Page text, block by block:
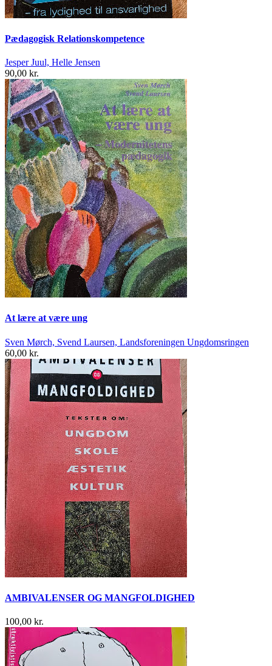
Pædagogisk Relationskompetence
Jesper Juul, Helle Jensen
90,00 kr.
At lære at være ung
Sven Mørch, Svend Laursen, Landsforeningen Ungdomsringen
60,00 kr.
AMBIVALENSER OG MANGFOLDIGHED
100,00 kr.